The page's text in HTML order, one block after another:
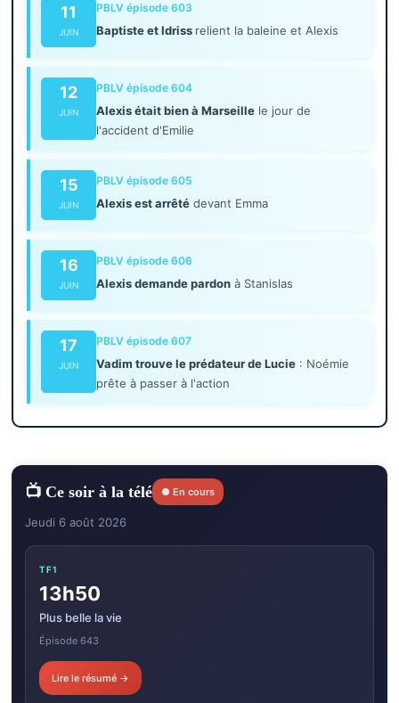
11
JUIN
PBLV épisode 603
Baptiste et Idriss relient la baleine et Alexis
12
JUIN
PBLV épisode 604
Alexis était bien à Marseille le jour de
l'accident d'Emilie
15
JUIN
PBLV épisode 605
Alexis est arrêté devant Emma
16
JUIN
PBLV épisode 606
Alexis demande pardon à Stanislas
17
JUIN
PBLV épisode 607
Vadim trouve le prédateur de Lucie : Noémie
prête à passer à l'action
📺 Ce soir à la télé ● En cours
Jeudi 6 août 2026
TF1
13h50
Plus belle la vie
Épisode 643
Lire le résumé →